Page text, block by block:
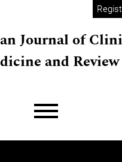
Journal of
and Review